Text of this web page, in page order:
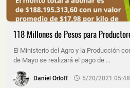
118 Millones de Pesos para
El Ministerio del Agro y la Producción
de Mayo se realizará el pago de …
Daniel Orloff 5/20/2021